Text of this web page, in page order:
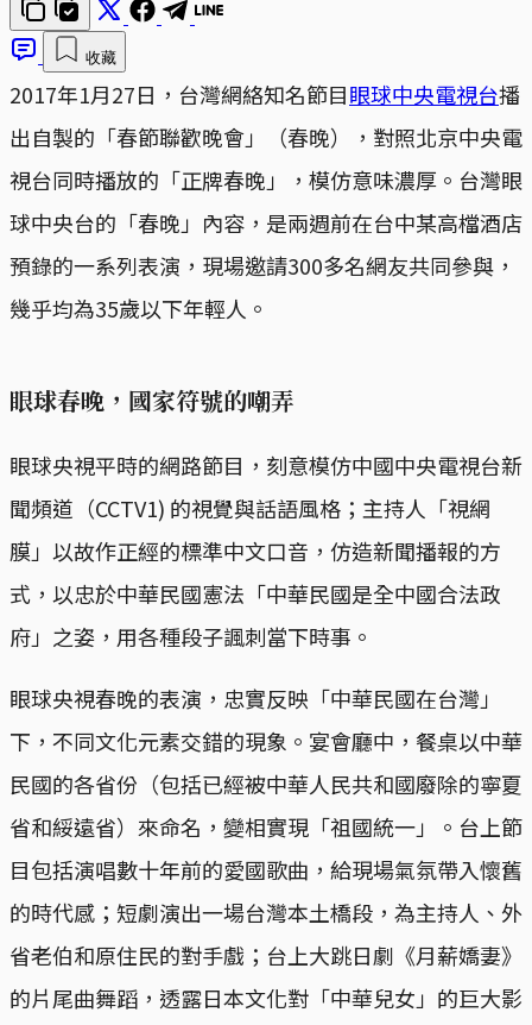
收藏
2017年1月27日，台灣網絡知名節目眼球中央電視台播
出自製的「春節聯歡晚會」（春晚），對照北京中央電
視台同時播放的「正牌春晚」，模仿意味濃厚。台灣眼
球中央台的「春晚」內容，是兩週前在台中某高檔酒店
預錄的一系列表演，現場邀請300多名網友共同參與，
幾乎均為35歲以下年輕人。
眼球春晚，國家符號的嘲弄
眼球央視平時的網路節目，刻意模仿中國中央電視台新
聞頻道（CCTV1) 的視覺與話語風格；主持人「視網
膜」以故作正經的標準中文口音，仿造新聞播報的方
式，以忠於中華民國憲法「中華民國是全中國合法政
府」之姿，用各種段子諷刺當下時事。
眼球央視春晚的表演，忠實反映「中華民國在台灣」
下，不同文化元素交錯的現象。宴會廳中，餐桌以中華
民國的各省份（包括已經被中華人民共和國廢除的寧夏
省和綏遠省）來命名，變相實現「祖國統一」。台上節
目包括演唱數十年前的愛國歌曲，給現場氣氛帶入懷舊
的時代感；短劇演出一場台灣本土橋段，為主持人、外
省老伯和原住民的對手戲；台上大跳日劇《月薪嬌妻》
的片尾曲舞蹈，透露日本文化對「中華兒女」的巨大影